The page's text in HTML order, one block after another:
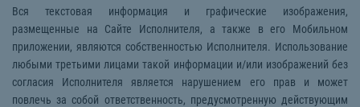
Вся текстовая информация и графические изображения,
размещенные на Сайте Исполнителя, а также в его Мобильном
приложении, являются собственностью Исполнителя. Использование
любыми третьими лицами такой информации и/или изображений без
согласия Исполнителя является нарушением его прав и может
повлечь за собой ответственность, предусмотренную действующим